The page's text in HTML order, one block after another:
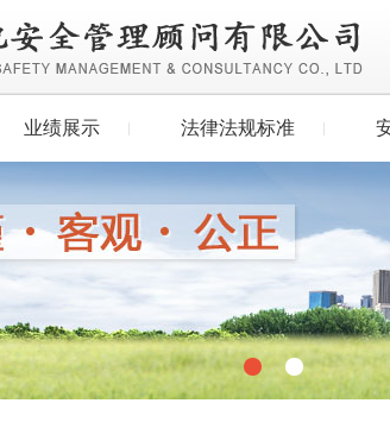
业绩展示 法律法规标准